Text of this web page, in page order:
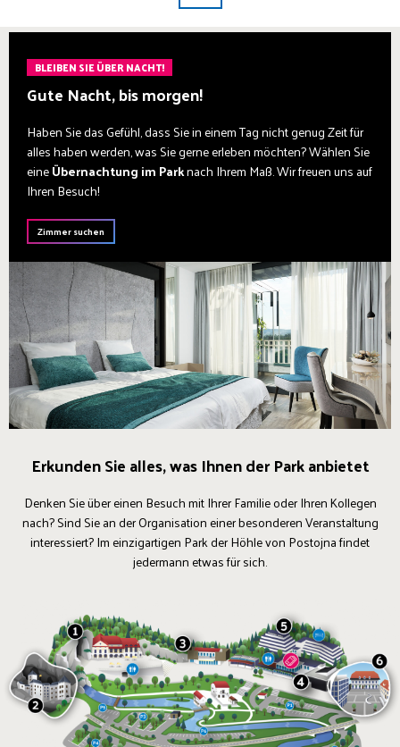
BLEIBEN SIE ÜBER NACHT!
Gute Nacht, bis morgen!
Haben Sie das Gefühl, dass Sie in einem Tag nicht genug Zeit für
alles haben werden, was Sie gerne erleben möchten? Wählen Sie
eineÜbernachtung im Parknach Ihrem Maß. Wir freuen uns auf
Ihren Besuch!
Zimmer suchen
Erkunden Sie alles, was Ihnen der Park anbietet
Denken Sie über einen Besuch mit Ihrer Familie oder Ihren Kollegen
nach? Sind Sie an der Organisation einer besonderen Veranstaltung
interessiert? Im einzigartigen Park der Höhle von Postojna findet
jedermann etwas für sich.